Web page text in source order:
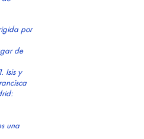
por
de
Isis y
una